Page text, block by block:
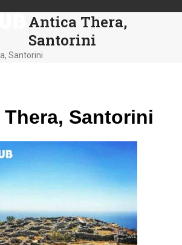
Antica Thera,
Santorini
Santorini
Santorini